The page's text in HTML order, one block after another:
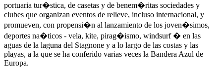
portuaria tur�stica, de casetas y de benem�ritas sociedades y
clubes que organizan eventos de relieve, incluso internacional, y
promueven, con propensi�n al lanzamiento de los joven�simos,
deportes na�ticos - vela, kite, pirag�ismo, windsurf � en las
aguas de la laguna del Stagnone y a lo largo de las costas y las
playas, a la que se ha conferido varias veces la Bandera Azul de
Europa.